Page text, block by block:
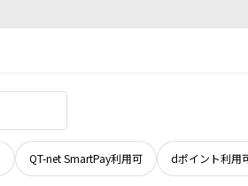
QT-net SmartPay利用可 dポイント利用